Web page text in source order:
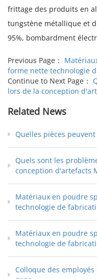
frittage des produits en
tungstène métallique et
95%, bombardment
Previous Page：
forme nette technologie
Continue to Next Page：
lors de la conception
Related News
Quelles pièces
Quels sont les
conception d'artefacts
Matériaux en poudre
technologie de
Matériaux en poudre
technologie de
Colloque des